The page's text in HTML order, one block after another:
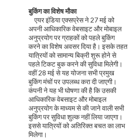
बुकिंग का विशेष मौका
एयर इंडिया एक्सप्रेस ने 27 मई को
अपनी आधिकारिक वेबसाइट और मोबाइल
अनुप्रयोग पर ग्राहकों को पहले बुकिंग
करने का विशेष अवसर दिया है। इसके तहत
यात्रियों को सामान्य बिक्री शुरू होने से
पहले टिकट बुक करने की सुविधा मिलेगी।
वहीं 28 मई से यह योजना सभी प्रमुख
बुकिंग मंचों पर उपलब्ध करा दी जाएगी।
कंपनी ने यह भी घोषणा की है कि उसकी
आधिकारिक वेबसाइट और मोबाइल
अनुप्रयोग के माध्यम से की जाने वाली सभी
बुकिंग पर सुविधा शुल्क नहीं लिया जाएगा।
इससे यात्रियों को अतिरिक्त बचत का लाभ
मिलेगा।